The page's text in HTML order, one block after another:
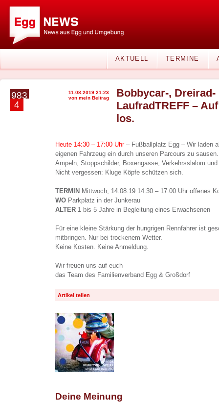
AKTUELL TERMINE
983
4
11.08.2019 21:23
von mein Beitrag
Bobbycar-, Dreirad-
LaufradTREFF –
los.
Heute 14:30 – 17:00 Uhr– Fußballplatz Egg – Wir laden
eigenen Fahrzeug ein durch unseren Parcours zu
Ampeln, Stoppschilder, Boxengasse, Verkehrsslalom
Nicht vergessen: Kluge Köpfe schützen sich.
TERMIN Mittwoch, 14.08.19 14.30 – 17.00 Uhr offenes
WO Parkplatz in der Junkerau
ALTER 1 bis 5 Jahre in Begleitung eines Erwachsenen
Für eine kleine Stärkung der hungrigen Rennfahrer ist
mitbringen. Nur bei trockenem Wetter.
Keine Kosten. Keine Anmeldung.
Wir freuen uns auf euch
das Team des Familienverband Egg & Großdorf
Artikel teilen
Deine Meinung